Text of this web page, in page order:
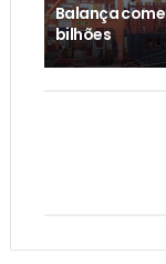
Balança
bilhões